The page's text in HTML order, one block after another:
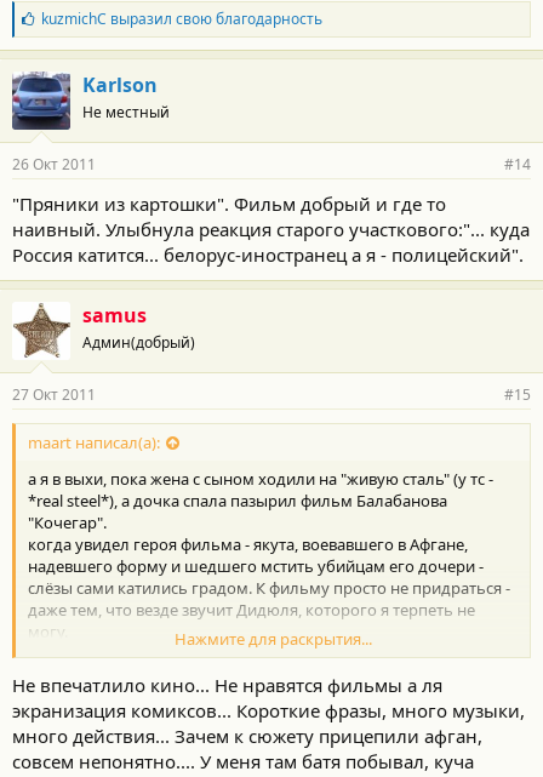
Б
л
а
г
о
д
а
н
с
т
и
kuzmichC выразил свою благодарность
Karlson
Не местный
26 Окт 2011 #14
"Пряники из картошки". Фильм добрый и где то
наивный. Улыбнула реакция старого участкового:"... куда
Россия катится... белорус-иностранец а я - полицейский".
samus
Админ(добрый)
27 Окт 2011 #15
maart написал(а):
а я в выхи, пока жена с сыном ходили на "живую сталь" (у тс -
*real steel*), а дочка спала пазырил фильм Балабанова
"Кочегар".
когда увидел героя фильма - якута, воевавшего в Афгане,
надевшего форму и шедшего мстить убийцам его дочери -
слёзы сами катились градом. К фильму просто не придраться -
даже тем, что везде звучит Дидюля, которого я терпеть не
могу.
смотреть строго одному, с бутылкой виски...
тема "а как было, когда мы были молоды" сдохла
моментально.
Нажмите для раскрытия...
Не впечатлило кино... Не нравятся фильмы а ля
экранизация комиксов... Короткие фразы, много музыки,
много действия... Зачем к сюжету прицепили афган,
совсем непонятно.... У меня там батя побывал, куча